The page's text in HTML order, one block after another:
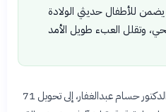
للأطفال حديثي الولادة
وتقلل العبء طويل الأمد
أشارت الوزارة، عبر متحدثها الرسمي الدكتور حسام عبدالغفار، إلى تحويل 71